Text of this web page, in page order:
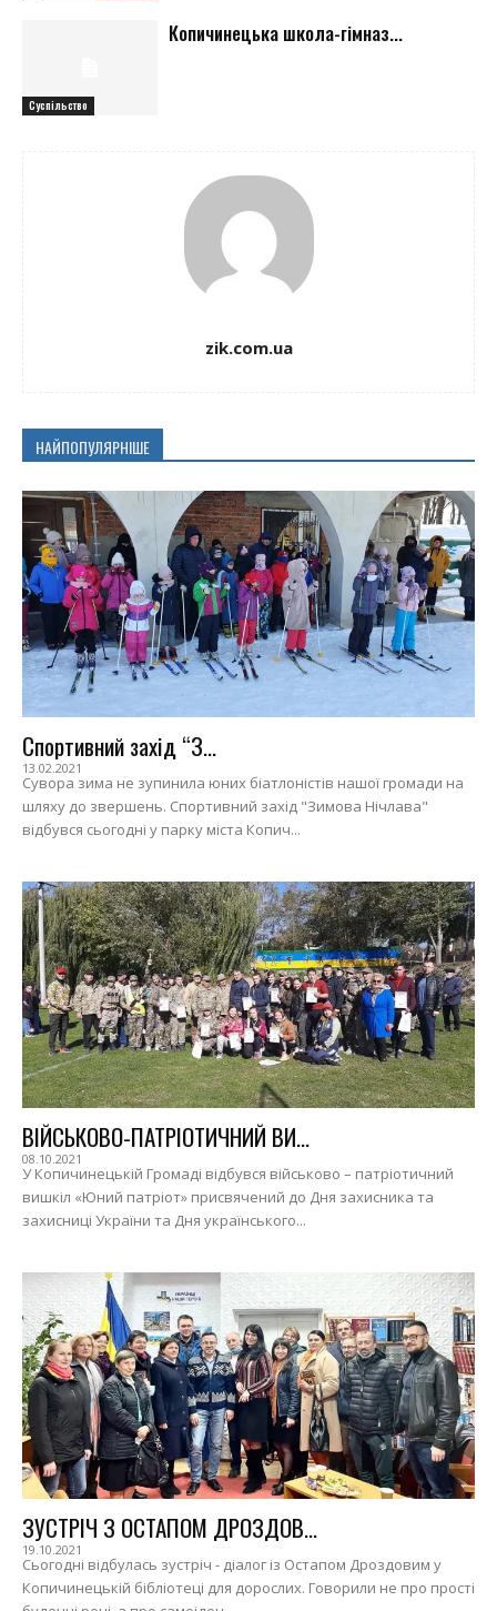
Суспільство
Копичинецька школа-гімназ...
zik.com.ua
НАЙПОПУЛЯРНІШЕ
Спортивний захід “З...
13.02.2021
Сувора зима не зупинила юних біатлоністів нашої громади на
шляху до звершень. Спортивний захід "Зимова Нічлава"
відбувся сьогодні у парку міста Копич...
ВІЙСЬКОВО-ПАТРІОТИЧНИЙ ВИ...
08.10.2021
У Копичинецькій Громаді відбувся військово – патріотичний
вишкіл «Юний патріот» присвячений до Дня захисника та
захисниці України та Дня українського...
ЗУСТРІЧ З ОСТАПОМ ДРОЗДОВ...
19.10.2021
Сьогодні відбулась зустріч - діалог із Остапом Дроздовим у
Копичинецькій бібліотеці для дорослих. Говорили не про прості